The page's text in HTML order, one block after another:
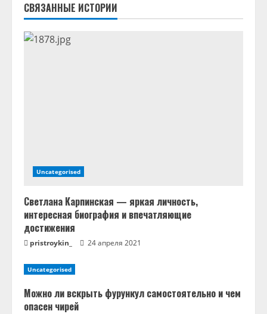
ч
т
СВЯЗАННЫЕ ИСТОРИИ
Uncategorised
Светлана Карпинская — яркая личность,
интересная биография и впечатляющие
достижения
pristroykin_ 24 апреля 2021
Uncategorised
Можно ли вскрыть фурункул самостоятельно и чем
опасен чирей